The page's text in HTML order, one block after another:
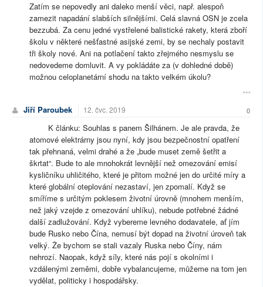
Zatím se nepovedly ani daleko menší věci, např. alespoň
zamezit napadání slabších silnějšími. Celá slavná OSN je zcela
bezzubá. Za cenu jedné vystřelené balistické rakety, která zboří
školu v některé nešťastné asijské zemi, by se nechaly postavit
tři školy nové. Ani na potlačení takto zřejmého nesmyslu se
nedovedeme domluvit. A vy pokládáte za (v dohledné době)
možnou celoplanetární shodu na takto velkém úkolu?
Jiří Paroubek 12. čvc. 2019 0
K článku: Souhlas s panem Šilhánem. Je ale pravda, že
atomové elektrárny jsou nyní, kdy jsou bezpečnostní opatření
tak přehnaná, velmi drahé a že „bude muset země šetřit a
škrtat“. Bude to ale mnohokrát levnější než omezování emisí
kysličníku uhličitého, které je přitom možné jen do určité míry a
které globální oteplování nezastaví, jen zpomalí. Když se
smíříme s určitým poklesem životní úrovně (mnohem menším,
než jaký vzejde z omezování uhlíku), nebude potřebné žádné
další zadlužování. Když vybereme levného dodavatele, ať jím
bude Rusko nebo Čína, nemusí být dopad na životní úroveň tak
velký. Že bychom se stali vazaly Ruska nebo Číny, nám
nehrozí. Naopak, když síly, které nás pojí s okolními i
vzdálenými zeměmi, dobře vybalancujeme, můžeme na tom jen
vydělat, politicky i hospodářsky.